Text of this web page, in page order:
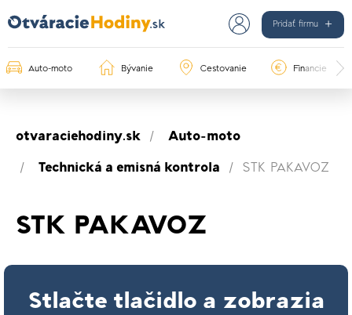
Pridať firmu
Auto-moto Bývanie Cestovanie Financie
otvaraciehodiny.sk Auto-moto
Technická a emisná kontrola STK PAKAVOZ
STK PAKAVOZ
Stlačte tlačidlo a zobrazia